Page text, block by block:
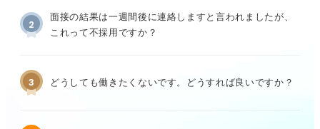
2
面接の結果は一週間後に連絡しますと言われましたが、
これって不採用ですか？
3 どうしても働きたくないです。どうすれば良いですか？